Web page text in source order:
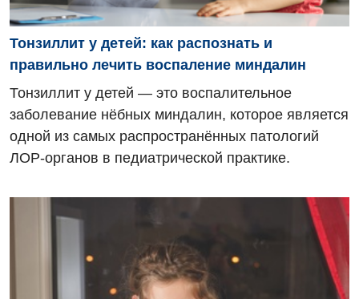
Гастроэнтерология
Гинекологическое отделение
Диетология
Дневной стационар
Медицинская психология
Эндоскопическое отделение
Тонзиллит у детей: как распознать и
правильно лечить воспаление миндалин
Тонзиллит у детей — это воспалительное
заболевание нёбных миндалин, которое является
одной из самых распространённых патологий
ЛОР-органов в педиатрической практике.